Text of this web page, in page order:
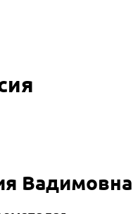
Вадимовна